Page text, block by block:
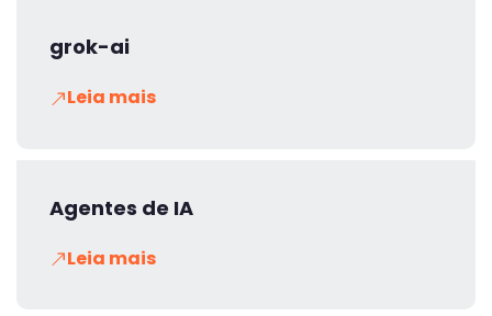
grok-ai
Leia mais
Agentes de IA
Leia mais